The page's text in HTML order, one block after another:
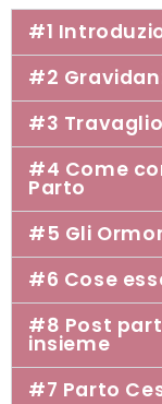
#1
#2
#3
#4 Come
Parto
#5 Gli
#6 Cose
#8 Post
insieme
#7 Parto